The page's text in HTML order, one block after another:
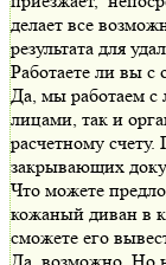
делает все
результата для
Работаете ли вы с
Да, мы работаем
лицами, так и
расчетному
закрывающих
Что можете
кожаный диван в
сможете его